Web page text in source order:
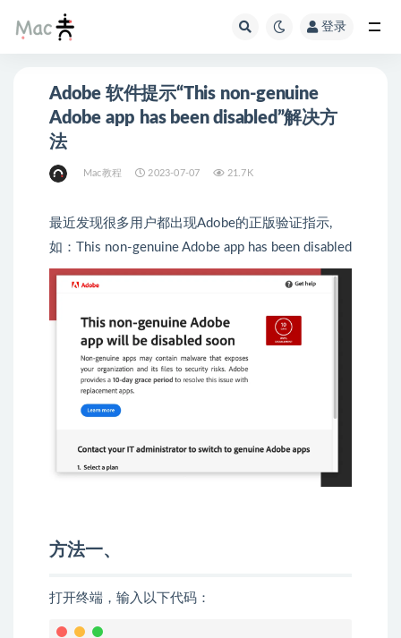
登录
Adobe 软件提示“This non-genuine
Adobe app has been disabled”解决方
法
Mac教程 2023-07-07 21.7K
最近发现很多用户都出现Adobe的正版验证指示,
如：This non-genuine Adobe app has been disabled
方法一、
打开终端，输入以下代码：